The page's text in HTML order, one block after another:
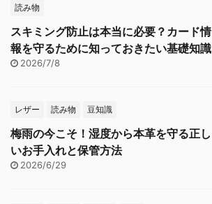
読み物
スキミング防止は本当に必要？カード情
報を守るために知っておきたい基礎知識
2026/7/8
レザー 読み物 豆知識
梅雨の今こそ！湿度から本革を守る正し
いお手入れと保管方法
2026/6/29